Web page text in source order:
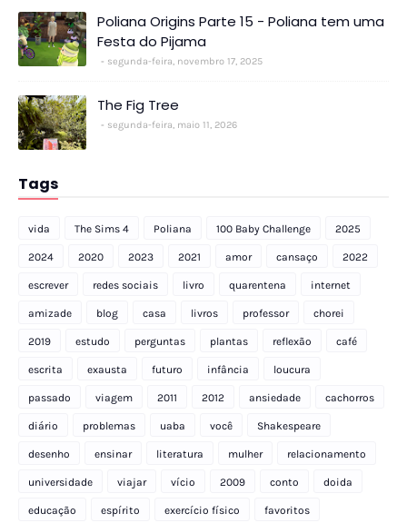
Poliana Origins Parte 15 - Poliana tem uma
Festa do Pijama
segunda-feira, novembro 17, 2025
The Fig Tree
segunda-feira, maio 11, 2026
Tags
vida The Sims 4 Poliana 100 Baby Challenge 2025
2024 2020 2023 2021 amor cansaço 2022
escrever redes sociais livro quarentena internet
amizade blog casa livros professor chorei
2019 estudo perguntas plantas reflexão café
escrita exausta futuro infância loucura
passado viagem 2011 2012 ansiedade cachorros
diário problemas uaba você Shakespeare
desenho ensinar literatura mulher relacionamento
universidade viajar vício 2009 conto doida
educação espírito exercício físico favoritos